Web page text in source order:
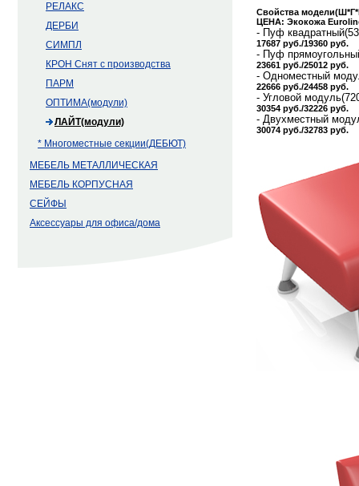
РЕЛАКС
ДЕРБИ
СИМПЛ
КРОН Снят с производства
ПАРМ
ОПТИМА(модули)
ЛАЙТ(модули)
* Многоместные секции(ДЕБЮТ)
МЕБЕЛЬ МЕТАЛЛИЧЕСКАЯ
МЕБЕЛЬ КОРПУСНАЯ
СЕЙФЫ
Аксессуары для офиса/дома
Cвойства
ЦЕНА: Экокожа
- Пуф
17687 руб./19360 руб.
- Пуф
23661 руб./25012 руб.
- Одноместный
22666 руб./24458 руб.
- Угловой
30354 руб./32226 руб.
- Двухместный
30074 руб./32783 руб.